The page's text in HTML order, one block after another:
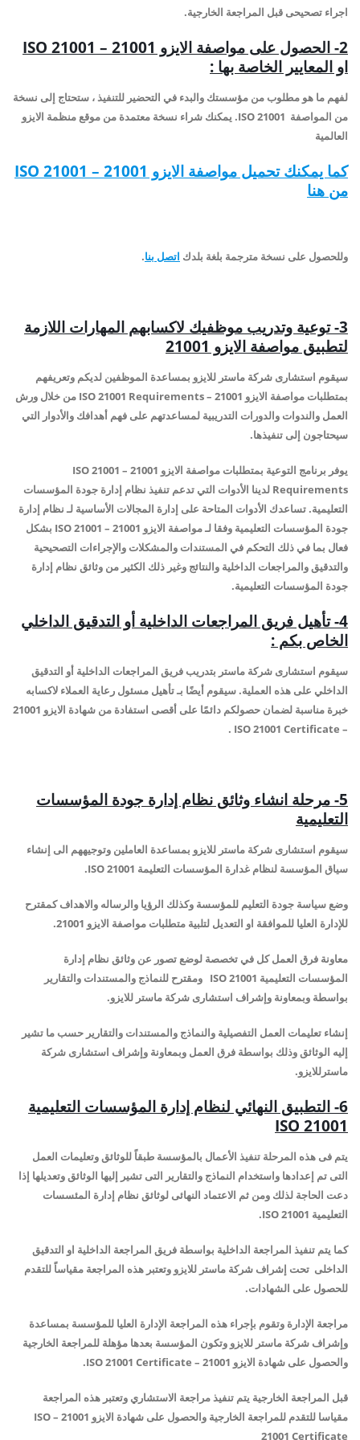
اجراء تصحيحى قبل المراجعة الخارجية.
2- الحصول على مواصفة الايزو 21001 –
ISO 21001
او المعايير الخاصة بها :
لفهم ما هو مطلوب من مؤسستك والبدء في التحضير للتنفيذ ، ستحتاج إلى نسخة
من المواصفة ISO 21001. يمكنك شراء نسخة معتمدة من موقع منظمة الايزو
العالمية
كما يمكنك تحميل مواصفة الايزو 21001 –
ISO 21001
من هنا
وللحصول على نسخة مترجمة بلغة بلدك اتصل بنا.
3- توعية وتدريب موظفيك لاكسابهم المهارات اللازمة
لتطبيق مواصفة الايزو 21001
سيقوم استشارى شركة ماستر للايزو بمساعدة الموظفين لديكم وتعريفهم
بمتطلبات مواصفة الايزو 21001 – ISO 21001 Requirements من خلال ورش
العمل والندوات والدورات التدريبية لمساعدتهم على فهم أهدافك والأدوار التي
سيحتاجون إلى تنفيذها.
يوفر برنامج التوعية بمتطلبات مواصفة الايزو 21001 – ISO 21001
Requirements لدينا الأدوات التي تدعم تنفيذ نظام إدارة جودة المؤسسات
التعليمية. تساعدك الأدوات المتاحة على إدارة المجالات الأساسية لـ نظام إدارة
جودة المؤسسات التعليمية وفقا لـ مواصفة الايزو 21001 – ISO 21001 بشكل
فعال بما في ذلك التحكم في المستندات والمشكلات والإجراءات التصحيحية
والتدقيق والمراجعات الداخلية والنتائج وغير ذلك الكثير من وثائق نظام إدارة
جودة المؤسسات التعليمية.
4- تأهيل فريق المراجعات الداخلية أو التدقيق الداخلي
الخاص بكم :
سيقوم استشارى شركة ماستر بتدريب فريق المراجعات الداخلية أو التدقيق
الداخلي على هذه العملية. سيقوم أيضًا بـ تأهيل مسئول رعاية العملاء لاكسابه
خبرة مناسبة لضمان حصولكم دائمًا على أقصى استفادة من شهادة الايزو 21001
– ISO 21001 Certificate .
5- مرحلة انشاء وثائق نظام إدارة جودة المؤسسات
التعليمية
سيقوم استشارى شركة ماستر للايزو بمساعدة العاملين وتوجيههم الى إنشاء
سياق المؤسسة لنظام غدارة المؤسسات التعليمة ISO 21001.
وضع سياسة جودة التعليم للمؤسسة وكذلك الرؤيا والرساله والاهداف كمقترح
للإدارة العليا للموافقة او التعديل لتلبية متطلبات مواصفة الايزو 21001.
معاونة فرق العمل كل في تخصصة لوضع تصور عن وثائق نظام إدارة
المؤسسات التعليمية ISO 21001 ومقترح للنماذج والمستندات والتقارير
بواسطة وبمعاونة وإشراف استشارى شركة ماستر للايزو.
إنشاء تعليمات العمل التفصيلية والنماذج والمستندات والتقارير حسب ما تشير
إليه الوثائق وذلك بواسطة فرق العمل وبمعاونة وإشراف استشارى شركة
ماسترللايزو.
6- التطبيق النهائي لنظام إدارة المؤسسات التعليمية
ISO 21001
يتم فى هذه المرحلة تنفيذ الأعمال بالمؤسسة طبقاً للوثائق وتعليمات العمل
التى تم إعدادها واستخدام النماذج والتقارير التى تشير إليها الوثائق وتعديلها إذا
دعت الحاجة لذلك ومن ثم الاعتماد النهائى لوثائق نظام إدارة المئسسات
التعليمية ISO 21001.
كما يتم تنفيذ المراجعة الداخلية بواسطة فريق المراجعة الداخلية او التدقيق
الداخلى تحت إشراف شركة ماستر للايزو وتعتبر هذه المراجعة مقياساً للتقدم
للحصول على الشهادات.
مراجعة الإدارة وتقوم بإجراء هذه المراجعة الإدارة العليا للمؤسسة بمساعدة
وإشراف شركة ماستر للايزو وتكون المؤسسة بعدها مؤهلة للمراجعة الخارجية
والحصول على شهادة الايزو 21001 – ISO 21001 Certificate.
قبل المراجعة الخارجية يتم تنفيذ مراجعة الاستشاري وتعتبر هذه المراجعة
مقياسا للتقدم للمراجعة الخارجية والحصول على شهادة الايزو 21001 – ISO
21001 Certificate